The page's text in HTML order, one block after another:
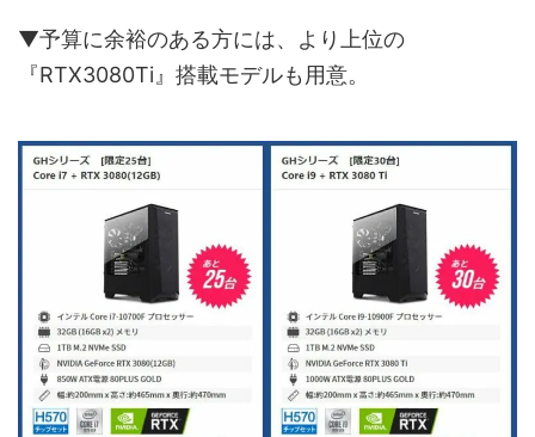
▼予算に余裕のある方には、より上位の
『RTX3080Ti』搭載モデルも用意。